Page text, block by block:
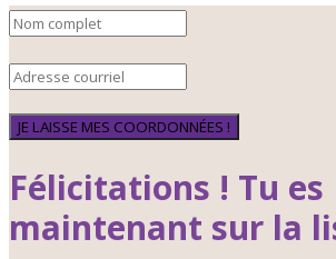
JE LAISSE MES COORDONNÉES !
Félicitations ! Tu es
maintenant sur la